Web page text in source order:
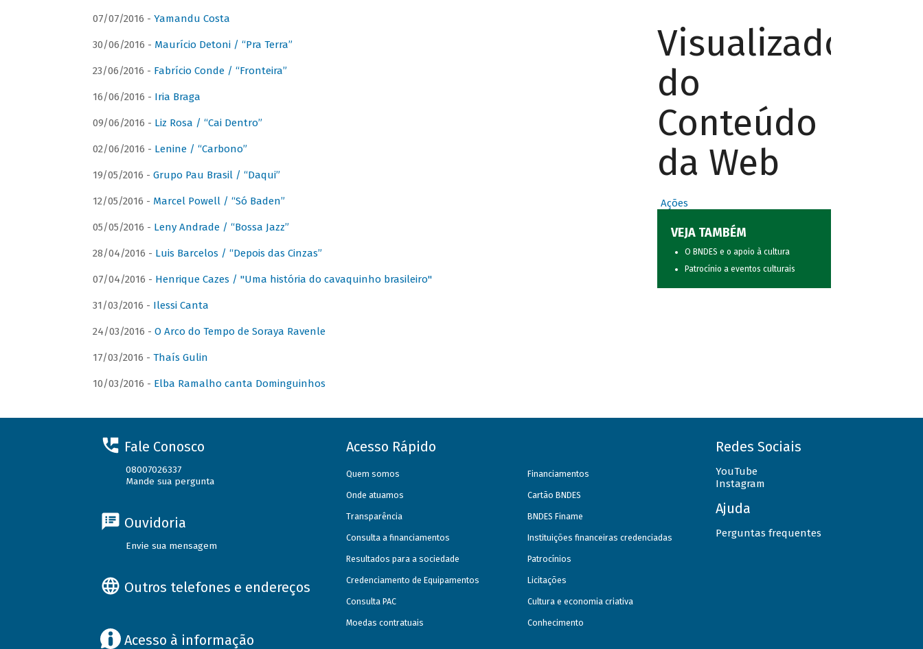
07/07/2016 - Yamandu Costa
30/06/2016 - Maurício Detoni / “Pra Terra”
23/06/2016 - Fabrício Conde / “Fronteira”
16/06/2016 - Iria Braga
09/06/2016 - Liz Rosa / “Cai Dentro”
02/06/2016 - Lenine / “Carbono”
19/05/2016 - Grupo Pau Brasil / “Daqui”
12/05/2016 - Marcel Powell / “Só Baden”
05/05/2016 - Leny Andrade / “Bossa Jazz”
28/04/2016 - Luis Barcelos / “Depois das Cinzas”
07/04/2016 - Henrique Cazes / "Uma história do cavaquinho brasileiro"
31/03/2016 - Ilessi Canta
24/03/2016 - O Arco do Tempo de Soraya Ravenle
17/03/2016 - Thaís Gulin
10/03/2016 - Elba Ramalho canta Dominguinhos
Visualizador
do
Conteúdo
da Web
Ações
VEJA TAMBÉM
O BNDES e o apoio à cultura
Patrocínio a eventos culturais
Fale Conosco
08007026337
Mande sua pergunta
Ouvidoria
Envie sua mensagem
Outros telefones e endereços
Acesso à informação
Acesso Rápido
Quem somos
Onde atuamos
Transparência
Consulta a financiamentos
Resultados para a sociedade
Credenciamento de Equipamentos
Consulta PAC
Moedas contratuais
Financiamentos
Cartão BNDES
BNDES Finame
Instituições financeiras credenciadas
Patrocínios
Licitações
Cultura e economia criativa
Conhecimento
Redes Sociais
YouTube
Instagram
Ajuda
Perguntas frequentes